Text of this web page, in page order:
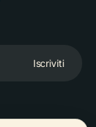
Iscriviti